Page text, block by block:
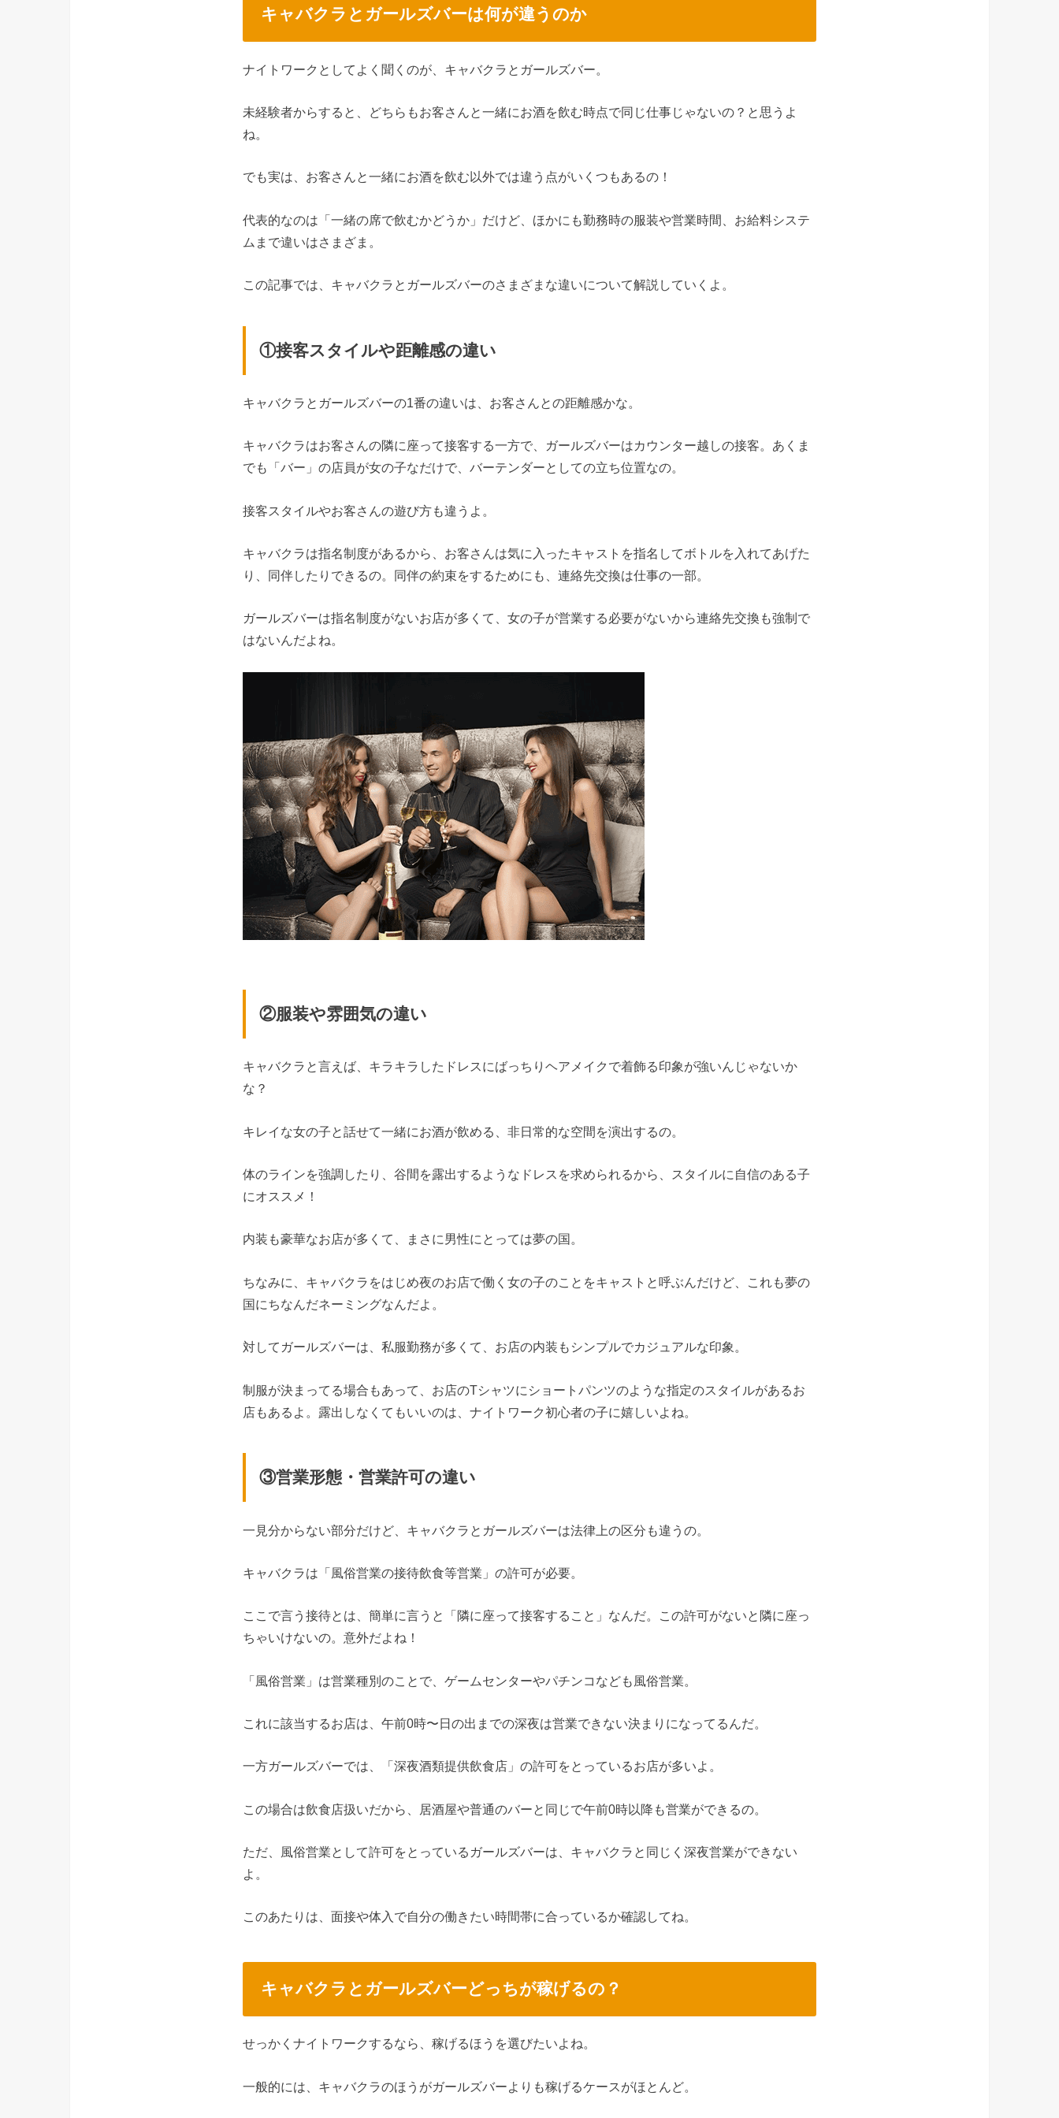
キャバクラとガールズバーは何が違うのか
ナイトワークとしてよく聞くのが、キャバクラとガールズバー。
未経験者からすると、どちらもお客さんと一緒にお酒を飲む時点で同じ仕事じゃないの？と思うよ
ね。
でも実は、お客さんと一緒にお酒を飲む以外では違う点がいくつもあるの！
代表的なのは「一緒の席で飲むかどうか」だけど、ほかにも勤務時の服装や営業時間、お給料システ
ムまで違いはさまざま。
この記事では、キャバクラとガールズバーのさまざまな違いについて解説していくよ。
①接客スタイルや距離感の違い
キャバクラとガールズバーの1番の違いは、お客さんとの距離感かな。
キャバクラはお客さんの隣に座って接客する一方で、ガールズバーはカウンター越しの接客。あくま
でも「バー」の店員が女の子なだけで、バーテンダーとしての立ち位置なの。
接客スタイルやお客さんの遊び方も違うよ。
キャバクラは指名制度があるから、お客さんは気に入ったキャストを指名してボトルを入れてあげた
り、同伴したりできるの。同伴の約束をするためにも、連絡先交換は仕事の一部。
ガールズバーは指名制度がないお店が多くて、女の子が営業する必要がないから連絡先交換も強制で
はないんだよね。
②服装や雰囲気の違い
キャバクラと言えば、キラキラしたドレスにばっちりヘアメイクで着飾る印象が強いんじゃないか
な？
キレイな女の子と話せて一緒にお酒が飲める、非日常的な空間を演出するの。
体のラインを強調したり、谷間を露出するようなドレスを求められるから、スタイルに自信のある子
にオススメ！
内装も豪華なお店が多くて、まさに男性にとっては夢の国。
ちなみに、キャバクラをはじめ夜のお店で働く女の子のことをキャストと呼ぶんだけど、これも夢の
国にちなんだネーミングなんだよ。
対してガールズバーは、私服勤務が多くて、お店の内装もシンプルでカジュアルな印象。
制服が決まってる場合もあって、お店のTシャツにショートパンツのような指定のスタイルがあるお
店もあるよ。露出しなくてもいいのは、ナイトワーク初心者の子に嬉しいよね。
③営業形態・営業許可の違い
一見分からない部分だけど、キャバクラとガールズバーは法律上の区分も違うの。
キャバクラは「風俗営業の接待飲食等営業」の許可が必要。
ここで言う接待とは、簡単に言うと「隣に座って接客すること」なんだ。この許可がないと隣に座っ
ちゃいけないの。意外だよね！
「風俗営業」は営業種別のことで、ゲームセンターやパチンコなども風俗営業。
これに該当するお店は、午前0時〜日の出までの深夜は営業できない決まりになってるんだ。
一方ガールズバーでは、「深夜酒類提供飲食店」の許可をとっているお店が多いよ。
この場合は飲食店扱いだから、居酒屋や普通のバーと同じで午前0時以降も営業ができるの。
ただ、風俗営業として許可をとっているガールズバーは、キャバクラと同じく深夜営業ができない
よ。
このあたりは、面接や体入で自分の働きたい時間帯に合っているか確認してね。
キャバクラとガールズバーどっちが稼げるの？
せっかくナイトワークするなら、稼げるほうを選びたいよね。
一般的には、キャバクラのほうがガールズバーよりも稼げるケースがほとんど。